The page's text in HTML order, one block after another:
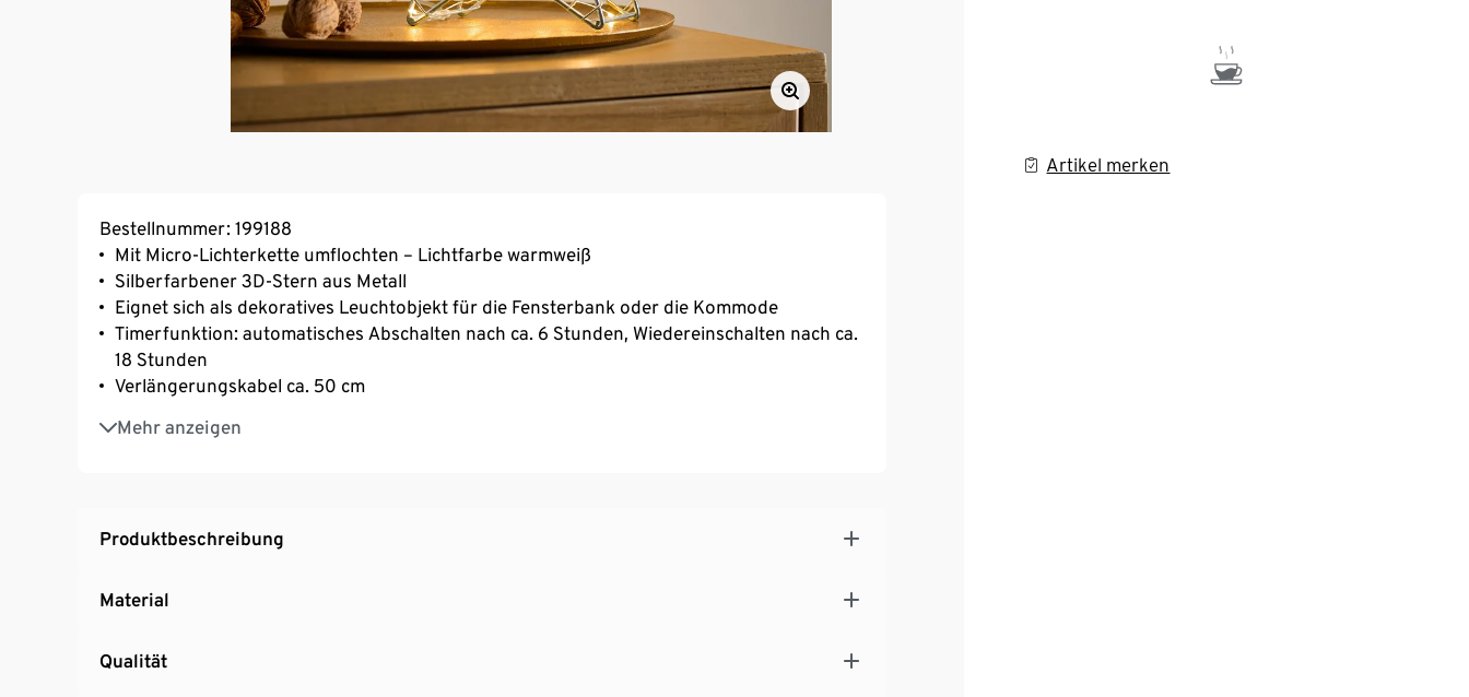
Artikel merken
Bestellnummer: 199188
Mit Micro-Lichterkette umflochten – Lichtfarbe warmweiß
Silberfarbener 3D-Stern aus Metall
Eignet sich als dekoratives Leuchtobjekt für die Fensterbank oder die Kommode
Timerfunktion: automatisches Abschalten nach ca. 6 Stunden, Wiedereinschalten nach ca.
18 Stunden
Verlängerungskabel ca. 50 cm
Mehr anzeigen
Für den Innenbereich geeignet
Produktbeschreibung
Material
Qualität